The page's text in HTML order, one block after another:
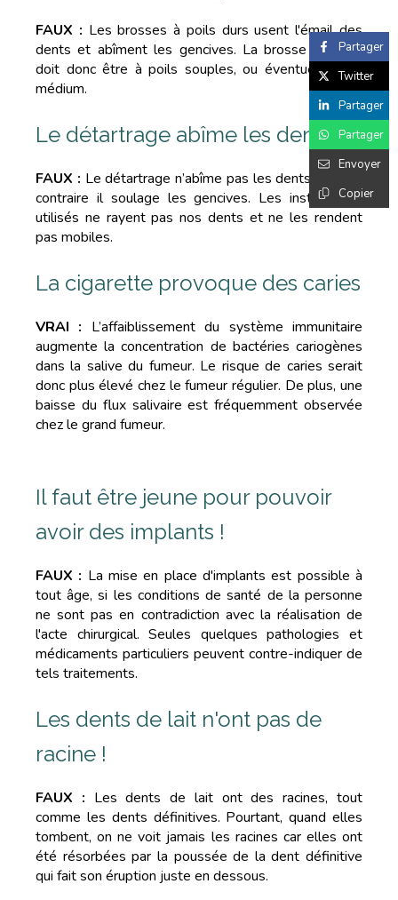
FAUX : Les brosses à poils durs usent l'émail des
dents et abîment les gencives. La brosse à dents
doit donc être à poils souples, ou éventuellement
médium.
Le détartrage abîme les dents
FAUX : Le détartrage n’abîme pas les dents, bien au
contraire il soulage les gencives. Les instruments
utilisés ne rayent pas nos dents et ne les rendent
pas mobiles.
La cigarette provoque des caries
VRAI : L’affaiblissement du système immunitaire
augmente la concentration de bactéries cariogènes
dans la salive du fumeur. Le risque de caries serait
donc plus élevé chez le fumeur régulier. De plus, une
baisse du flux salivaire est fréquemment observée
chez le grand fumeur.
Il faut être jeune pour pouvoir
avoir des implants !
FAUX : La mise en place d'implants est possible à
tout âge, si les conditions de santé de la personne
ne sont pas en contradiction avec la réalisation de
l'acte chirurgical. Seules quelques pathologies et
médicaments particuliers peuvent contre-indiquer de
tels traitements.
Les dents de lait n'ont pas de
racine !
FAUX : Les dents de lait ont des racines, tout
comme les dents définitives. Pourtant, quand elles
tombent, on ne voit jamais les racines car elles ont
été résorbées par la poussée de la dent définitive
qui fait son éruption juste en dessous.
Partager
Twitter
Partager
Partager
Envoyer
Copier